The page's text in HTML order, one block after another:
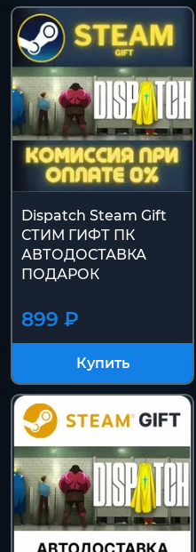
Dispatch Steam Gift
СТИМ ГИФТ ПК
АВТОДОСТАВКА
ПОДАРОК
899 ₽
Купить